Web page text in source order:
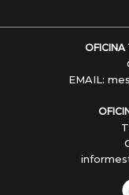
OFICINA
EMAIL: